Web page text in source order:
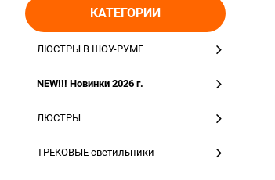
КАТЕГОРИИ
ЛЮСТРЫ В ШОУ-РУМЕ
NEW!!! Новинки 2026 г.
ЛЮСТРЫ
ТРЕКОВЫЕ светильники